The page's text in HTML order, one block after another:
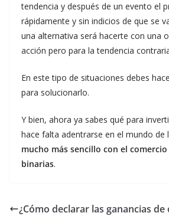
tendencia y después de un evento el
rápidamente y sin indicios de que se
una alternativa será hacerte con una
acción pero para la tendencia
En este tipo de situaciones debes
para solucionarlo.
Y bien, ahora ya sabes qué para
hace falta adentrarse en el mundo de
mucho más sencillo con el
binarias.
¿Cómo declarar las ganancias